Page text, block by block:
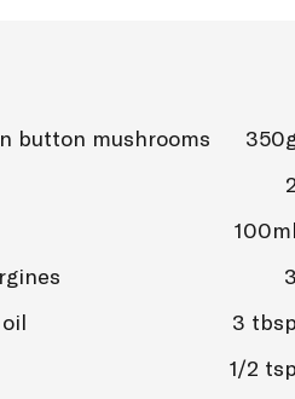
button mushrooms
3
1/2